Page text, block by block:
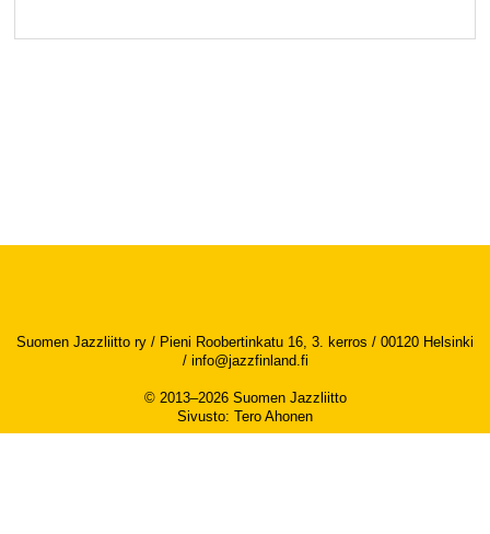
Suomen Jazzliitto ry / Pieni Roobertinkatu 16, 3. kerros / 00120 Helsinki
/ info@jazzfinland.fi
© 2013–2026 Suomen Jazzliitto
Sivusto: Tero Ahonen